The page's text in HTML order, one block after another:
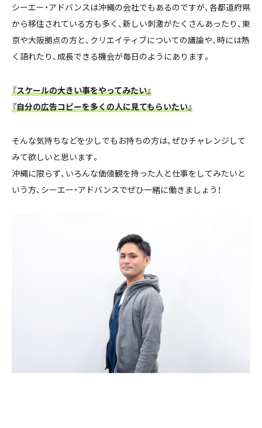
シーエー・アドバンスは沖縄の会社でもあるのですが、各都道府県
から移住されている方も多く、新しい刺激がたくさんあったり、東
京や大阪拠点の方と、クリエイティブについての議論や、時には熱
く語れたり、成長できる機会が毎日のようにあります。
『スケールの大きい事をやってみたい』
『自分の広告コピーを多くの人に見てもらいたい』
そんな気持ちなどを少しでもお持ちの方は、ぜひチャレンジして
みて欲しいと思います。
沖縄に限らず、いろんな価値観を持った人と仕事をしてみたいと
いう方、シーエー・アドバンスでぜひ一緒に働きましょう！